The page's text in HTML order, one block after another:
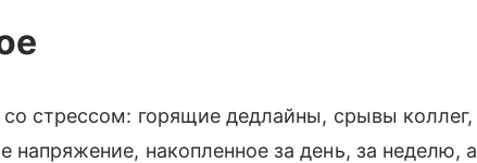
стрессом: горящие дедлайны, срывы коллег,
накопленное за день, за неделю, а